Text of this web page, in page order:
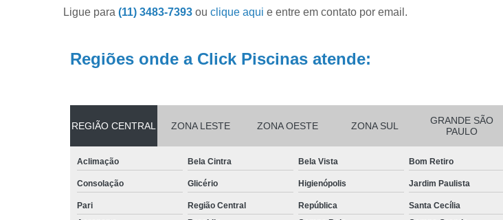
Manutenção Filtro
Produto 3 em 1 para
Produto para
Produto para
Ligue para (11) 3483-7393 ou clique aqui e entre em contato por email.
Regiões onde a Click Piscinas atende:
REGIÃO CENTRAL ZONA LESTE ZONA OESTE ZONA SUL
GRANDE SÃO
PAULO
Aclimação Bela Cintra Bela Vista Bom Retiro
Consolação Glicério Higienópolis Jardim Paulista
Pari Região Central República Santa Cecília